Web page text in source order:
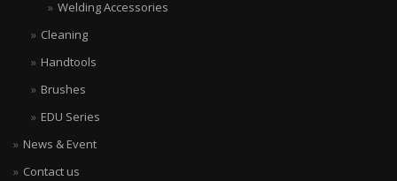
Welding Accessories
Cleaning
Handtools
Brushes
EDU Series
News & Event
Contact us